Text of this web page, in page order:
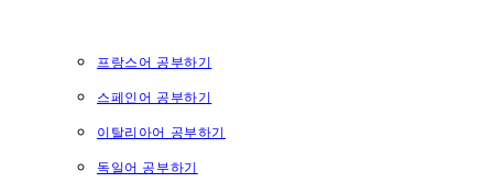
프랑스어 공부하기
스페인어 공부하기
이탈리아어 공부하기
독일어 공부하기